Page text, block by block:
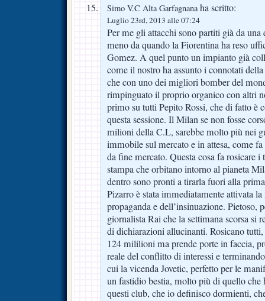
Simo V.C Alta Garfagnanaha scritto:
Luglio 23rd, 2013 alle 07:24
Per me gli attacchi sono partiti già da
meno da quando la Fiorentina ha reso
Gomez. A quel punto un impianto già
come il nostro ha assunto i connotati
che con uno dei migliori bomber del
rimpinguato il proprio organico con altri
primo su tutti Pepito Rossi, che di fatto è
questa sessione. Il Milan se non fosse
milioni della C.L, sarebbe molto più nei
immobile sul mercato e in attesa, come
da fine mercato. Questa cosa fa rosicare
stampa che orbitano intorno al pianeta
dentro sono pronti a tirarla fuori alla
Pizarro è stata immediatamente attivata
propaganda e dell’insinuazione. Pietoso,
giornalista Rai che la settimana scorsa si
di dichiarazioni allucinanti. Rosicano
124 mililioni ma prende porte in faccia,
reale del conflitto di interessi e
cui la vicenda Jovetic, perfetto per le
un fastidio bestia, molto più di quello che
questi club, che io definisco dormienti,